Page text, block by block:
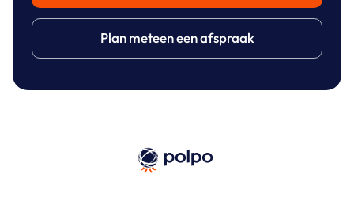
Plan meteen een afspraak